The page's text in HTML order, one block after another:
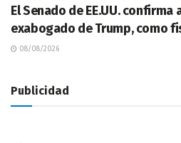
El Senado de EE.UU. confirma
exabogado de Trump, como
08/08/2026
Publicidad